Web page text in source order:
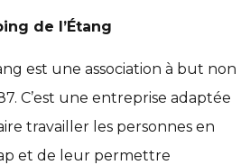
de l’Étang
est une association à but non
C’est une entreprise adaptée
travailler les personnes en
et de leur permettre